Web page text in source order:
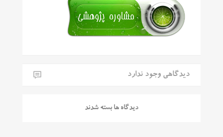
دیدگاهی وجود ندارد
دیدگاه ها بسته شدند